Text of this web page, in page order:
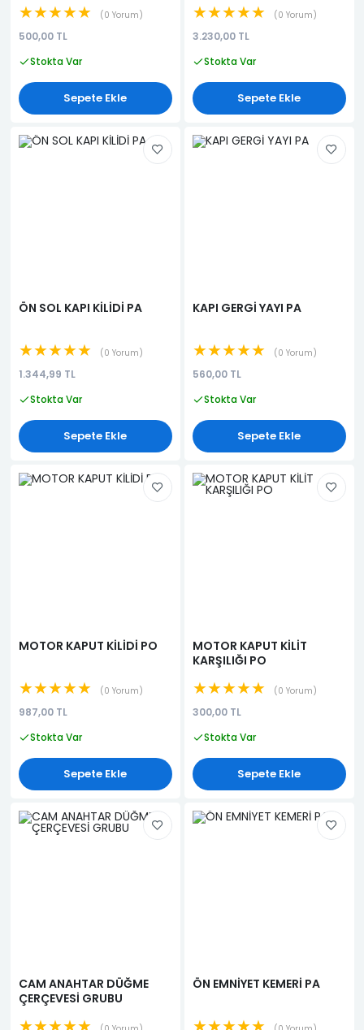
★★★★★ 0 Yorum
500,00 TL
Stokta Var
Sepete Ekle
★★★★★ 0 Yorum
3.230,00 TL
Stokta Var
Sepete Ekle
ÖN SOL KAPI KİLİDİ PA
★★★★★ 0 Yorum
1.344,99 TL
Stokta Var
Sepete Ekle
KAPI GERGİ YAYI PA
★★★★★ 0 Yorum
560,00 TL
Stokta Var
Sepete Ekle
MOTOR KAPUT KİLİDİ PO
★★★★★ 0 Yorum
987,00 TL
Stokta Var
Sepete Ekle
MOTOR KAPUT KİLİT
KARŞILIĞI PO
★★★★★ 0 Yorum
300,00 TL
Stokta Var
Sepete Ekle
CAM ANAHTAR DÜĞME
ÇERÇEVESİ GRUBU
ÖN EMNİYET KEMERİ PA